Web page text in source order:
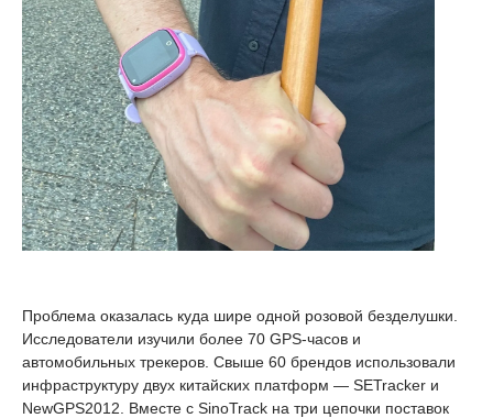
Проблема оказалась куда шире одной розовой безделушки.
Исследователи изучили более 70 GPS-часов и
автомобильных трекеров. Свыше 60 брендов использовали
инфраструктуру двух китайских платформ — SETracker и
NewGPS2012. Вместе с SinoTrack на три цепочки поставок